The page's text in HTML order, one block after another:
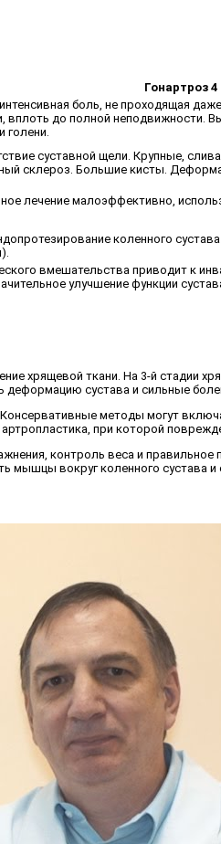
Гонартроз 4
боль, не проходящая
вплоть до полной неподвижности.
суставной щели. Крупные,
склероз. Большие кисты.
лечение малоэффективно,
коленного
вмешательства приводит к
улучшение функции
хрящевой ткани. На 3-й стадии
сустава и сильные
методы могут
при которой
контроль веса и правильное
вокруг коленного сустава и